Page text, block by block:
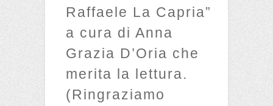
Raffaele La Capria”
a cura di Anna
Grazia D’Oria che
merita la lettura.
(Ringraziamo